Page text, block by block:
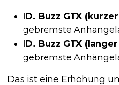
ID. Buzz GTX
gebremste
ID. Buzz GTX
gebremste
Das ist eine Erhöhung